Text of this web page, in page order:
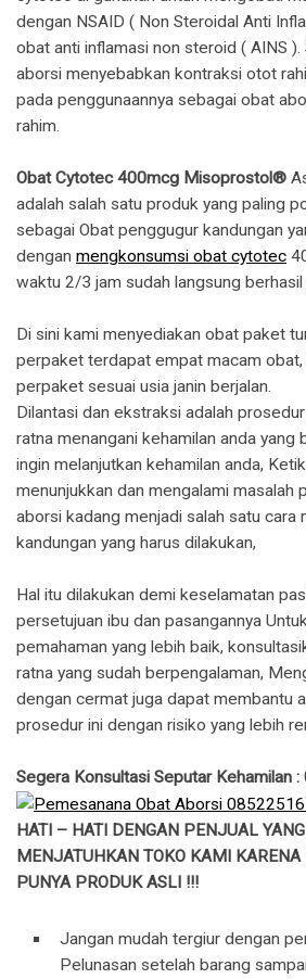
dengan NSAID ( Non Steroidal Anti
obat anti inflamasi non steroid ( AINS
aborsi menyebabkan kontraksi otot
pada penggunaannya sebagai obat
rahim.
Obat Cytotec 400mcg Misoprostol®
adalah salah satu produk yang paling
sebagai Obat penggugur kandungan
dengan mengkonsumsi obat cytotec
waktu 2/3 jam sudah langsung
Di sini kami menyediakan obat paket
perpaket terdapat empat macam obat,
perpaket sesuai usia janin berjalan.
Dilantasi dan ekstraksi adalah
ratna menangani kehamilan anda yang
ingin melanjutkan kehamilan anda,
menunjukkan dan mengalami masalah
aborsi kadang menjadi salah satu cara
kandungan yang harus dilakukan,
Hal itu dilakukan demi keselamatan
persetujuan ibu dan pasangannya
pemahaman yang lebih baik,
ratna yang sudah berpengalaman,
dengan cermat juga dapat membantu
prosedur ini dengan risiko yang lebih
Segera Konsultasi Seputar Kehamilan
HATI – HATI DENGAN PENJUAL
MENJATUHKAN TOKO KAMI
PUNYA PRODUK ASLI !!!
Jangan mudah tergiur dengan
Pelunasan setelah barang